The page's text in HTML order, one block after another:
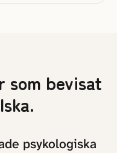
som bevisat
psykologiska